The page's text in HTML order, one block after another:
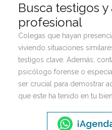
Busca testigos
profesional
Colegas que hayan
viviendo situaciones
testigos clave. Además,
psicólogo forense o
ser crucial para demostrar
que este ha tenido en tu